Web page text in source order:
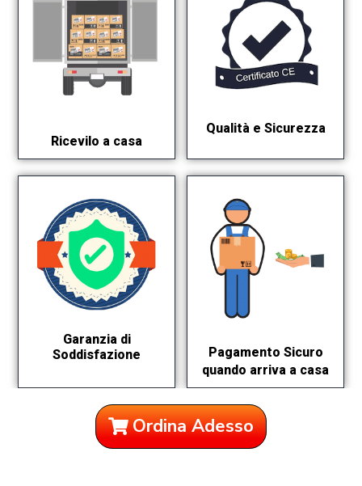
Ricevilo a casa
Qualità e Sicurezza
Garanzia di
Soddisfazione
Pagamento Sicuro
quando arriva a casa
Ordina Adesso